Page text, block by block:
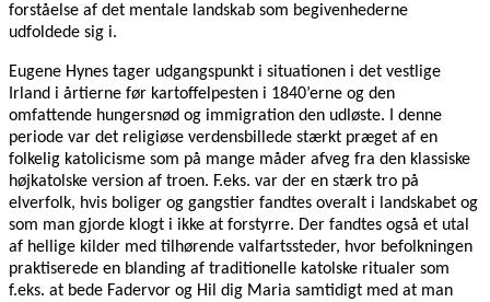
forståelse af det mentale landskab som begivenhederne
udfoldede sig i.
Eugene Hynes tager udgangspunkt i situationen i det vestlige
Irland i årtierne før kartoffelpesten i 1840’erne og den
omfattende hungersnød og immigration den udløste. I denne
periode var det religiøse verdensbillede stærkt præget af en
folkelig katolicisme som på mange måder afveg fra den klassiske
højkatolske version af troen. F.eks. var der en stærk tro på
elverfolk, hvis boliger og gangstier fandtes overalt i landskabet og
som man gjorde klogt i ikke at forstyrre. Der fandtes også et utal
af hellige kilder med tilhørende valfartssteder, hvor befolkningen
praktiserede en blanding af traditionelle katolske ritualer som
f.eks. at bede Fadervor og Hil dig Maria samtidigt med at man